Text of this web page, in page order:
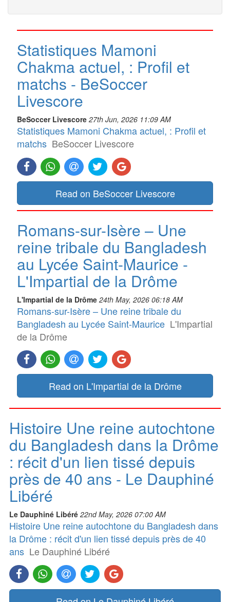
Statistiques Mamoni
Chakma actuel, : Profil et
matchs - BeSoccer
Livescore
BeSoccer Livescore 27th Jun, 2026 11:09 AM
Statistiques Mamoni Chakma actuel, : Profil et
matchs BeSoccer Livescore
Read on BeSoccer Livescore
Romans-sur-Isère – Une
reine tribale du Bangladesh
au Lycée Saint-Maurice -
L'Impartial de la Drôme
L'Impartial de la Drôme 24th May, 2026 06:18 AM
Romans-sur-Isère – Une reine tribale du
Bangladesh au Lycée Saint-Maurice L'Impartial
de la Drôme
Read on L'Impartial de la Drôme
Histoire Une reine autochtone
du Bangladesh dans la Drôme
: récit d'un lien tissé depuis
près de 40 ans - Le Dauphiné
Libéré
Le Dauphiné Libéré 22nd May, 2026 07:00 AM
Histoire Une reine autochtone du Bangladesh dans
la Drôme : récit d'un lien tissé depuis près de 40
ans Le Dauphiné Libéré